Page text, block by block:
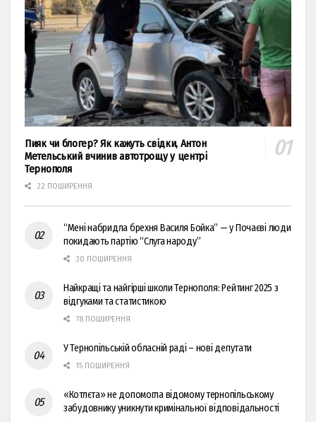
Пияк чи блогер? Як кажуть свідки, Антон
Метельський вчинив автотрощу у центрі
Тернополя
22 ПОШИРЕННЯ
“Мені набридла брехня Василя Бойка” — у Почаєві люди
покидають партію “Слуга народу”
30 ПОШИРЕННЯ
Найкращі та найгірші школи Тернополя: Рейтинг 2025 з
відгуками та статистикою
78 ПОШИРЕННЯ
У Тернопільській обласній раді – нові депутати
15 ПОШИРЕННЯ
«Котлєта» не допомогла відомому тернопільському
забудовнику уникнути кримінальної відповідальності